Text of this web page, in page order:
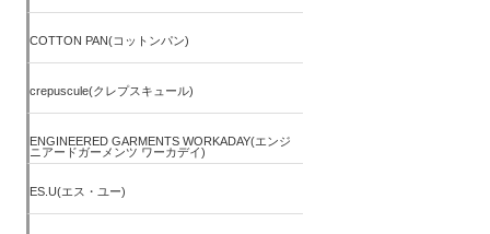
COTTON PAN(コットンパン)
crepuscule(クレプスキュール)
ENGINEERED GARMENTS WORKADAY(エンジ
ニアードガーメンツ ワーカデイ)
ES.U(エス・ユー)